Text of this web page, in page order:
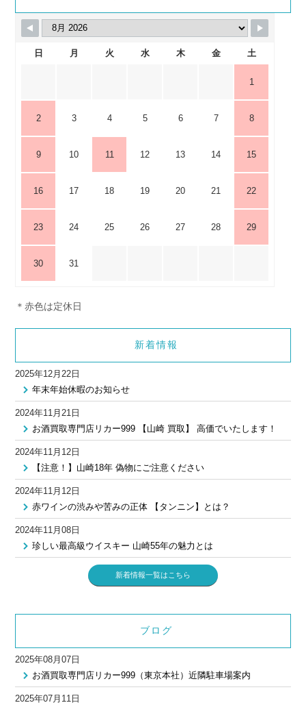
日 月 火 水 木 金 土
1
2 3 4 5 6 7 8
9 10 11 12 13 14 15
16 17 18 19 20 21 22
23 24 25 26 27 28 29
30 31
＊赤色は定休日
新着情報
2025年12月22日
年末年始休暇のお知らせ
2024年11月21日
お酒買取専門店リカー999 【山崎 買取】 高価でいたします！
2024年11月12日
【注意！】山崎18年 偽物にご注意ください
2024年11月12日
赤ワインの渋みや苦みの正体 【タンニン】とは？
2024年11月08日
珍しい最高級ウイスキー 山崎55年の魅力とは
新着情報一覧はこちら
ブログ
2025年08月07日
お酒買取専門店リカー999（東京本社）近隣駐車場案内
2025年07月11日